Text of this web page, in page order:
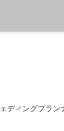
ディングプラン